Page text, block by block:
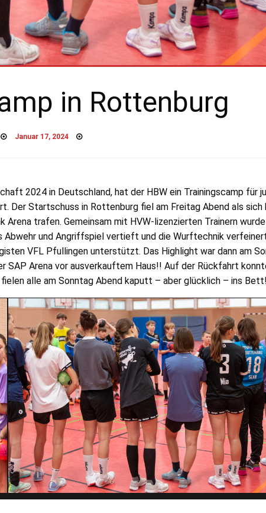
in Rottenburg
Posted
Januar 17, 2024
2024 in Deutschland, hat der HBW ein Trainingscamp für
Der Startschuss in Rottenburg fiel am Freitag Abend als sich
Arena trafen. Gemeinsam mit HVW-lizenzierten Trainern
Abwehr und Angriffspiel vertieft und die Wurftechnik
VFL Pfullingen unterstützt. Das Highlight war dann am
SAP Arena vor ausverkauftem Haus!! Auf der Rückfahrt
alle am Sonntag Abend kaputt – aber glücklich – ins Bett!